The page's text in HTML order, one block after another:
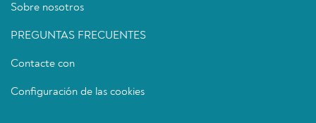
Sobre nosotros
PREGUNTAS FRECUENTES
Contacte con
Configuración de las cookies